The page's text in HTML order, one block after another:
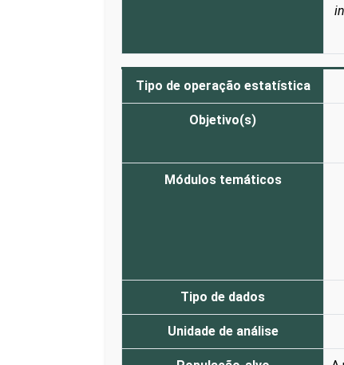
Tipo de operação estatística
Objetivo(s)
Módulos temáticos
Tipo de dados
Unidade de análise